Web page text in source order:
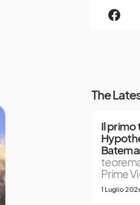
The
Il primo
Prime
1 Luglio